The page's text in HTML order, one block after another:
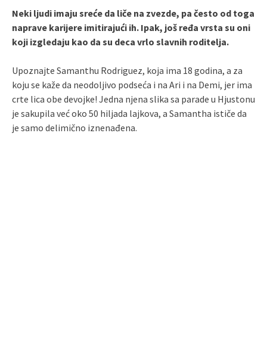
Neki ljudi imaju sreće da liče na zvezde, pa često od toga
naprave karijere imitirajući ih. Ipak, još ređa vrsta su oni
koji izgledaju kao da su deca vrlo slavnih roditelja.
Upoznajte Samanthu Rodriguez, koja ima 18 godina, a za
koju se kaže da neodoljivo podseća i na Ari i na Demi, jer ima
crte lica obe devojke! Jedna njena slika sa parade u Hjustonu
je sakupila već oko 50 hiljada lajkova, a Samantha ističe da
je samo delimično iznenađena.